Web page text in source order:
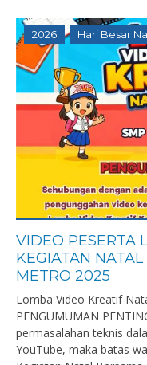
2026 Hari Besar
VIDEO PESERTA
KEGIATAN
METRO 2025
Lomba Video Kreatif
PENGUMUMAN
permasalahan teknis
YouTube, maka batas